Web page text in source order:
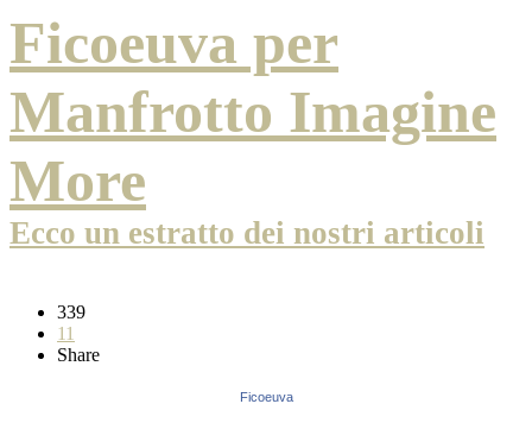
Ficoeuva per
Manfrotto Imagine
More
Ecco un estratto dei nostri articoli
339
11
Share
Ficoeuva